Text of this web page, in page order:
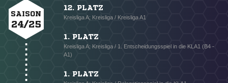
SAISON
24/25
12. PLATZ
Kreisliga A; Kreisliga / Kreisliga A1
1. PLATZ
Kreisliga A; Kreisliga / 1. Entscheidungsspiel in die KLA1 (B4 -
A1)
1. PLATZ